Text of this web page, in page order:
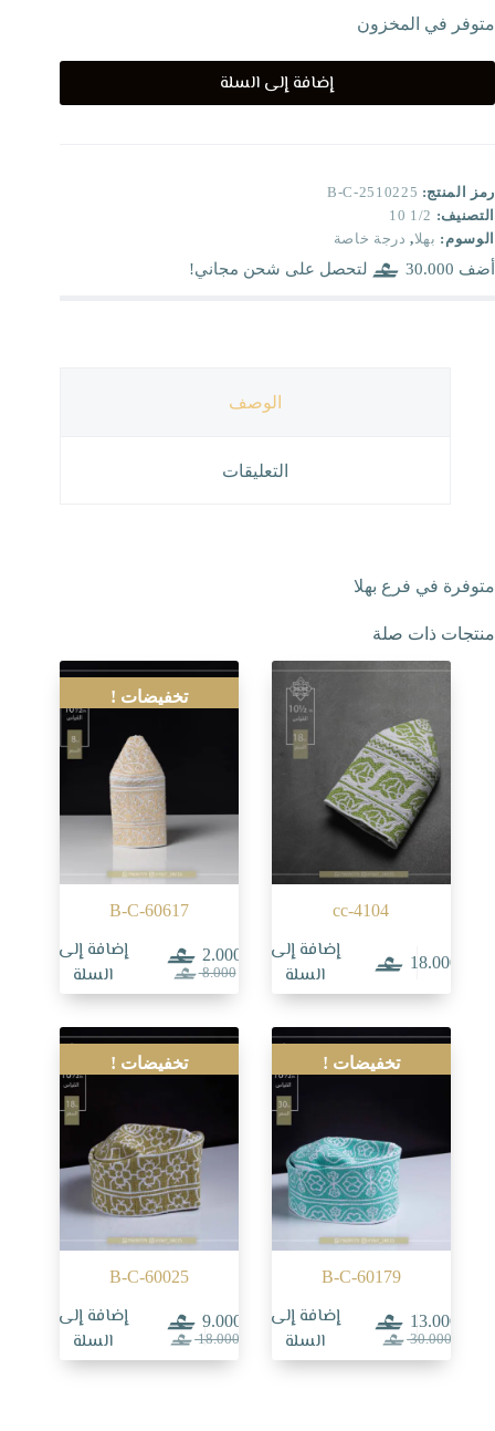
متوفر في المخزون
إضافة إلى السلة
رمز المنتج: B-C-2510225
التصنيف: 1/2 10
الوسوم: بهلا, درجة خاصة
أضف 30.000 لتحصل على شحن مجاني!
الوصف
التعليقات
متوفرة في فرع بهلا
منتجات ذات صلة
cc-4104
18.000
إضافة إلى
السلة
تخفيضات !
B-C-60617
8.000السعر
الأصلي
8.000.
2.000
السعر
الحالي
2.000.
إضافة إلى
السلة
تخفيضات !
B-C-60179
30.000السعر
الأصلي
13.000
السعر
الحالي
إضافة إلى
السلة
تخفيضات !
B-C-60025
18.000السعر
الأصلي
9.000
السعر
الحالي
إضافة إلى
السلة